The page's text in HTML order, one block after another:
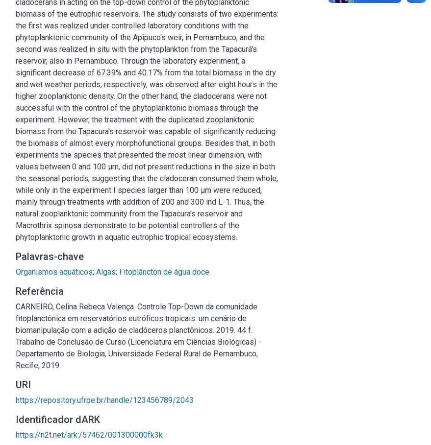
cladocerans in acting on the top-down control of the phytoplanktonic
biomass of the eutrophic reservoirs. The study consists of two experiments:
the first was realized under controlled laboratory conditions with the
phytoplanktonic community of the Apipuco's weir, in Pernambuco, and the
second was realized in situ with the phytoplankton from the Tapacurá's
reservoir, also in Pernambuco. Through the laboratory experiment, a
significant decrease of 67.39% and 40.17% from the total biomass in the dry
and wet weather periods, respectively, was observed after eight hours in the
higher zooplanktonic density. On the other hand, the cladocerans were not
successful with the control of the phytoplanktonic biomass through the
experiment. However, the treatment with the duplicated zooplanktonic
biomass from the Tapacura's reservoir was capable of significantly reducing
the biomass of almost every morphofunctional groups. Besides that, in both
experiments the species that presented the most linear dimension, with
values between 0 and 100 μm, did not present reductions in the size in both
the seasonal periods, suggesting that the cladoceran consumed them whole,
while only in the experiment I species larger than 100 μm were reduced,
mainly through treatments with addition of 200 and 300 ind L-1. Thus, the
natural zooplanktonic community from the Tapacura's reservoir and
Macrothrix spinosa demonstrate to be potential controllers of the
phytoplanktonic growth in aquatic eutrophic tropical ecosystems.
Palavras-chave
Organismos aquáticos; Algas; Fitoplâncton de água doce
Referência
CARNEIRO, Celina Rebeca Valença. Controle Top-Down da comunidade
fitoplanctônica em reservatórios eutróficos tropicais: um cenário de
biomanipulação com a adição de cladóceros planctônicos. 2019. 44 f.
Trabalho de Conclusão de Curso (Licenciatura em Ciências Biológicas) -
Departamento de Biologia, Universidade Federal Rural de Pernambuco,
Recife, 2019.
URI
https://repository.ufrpe.br/handle/123456789/2043
Identificador dARK
https://n2t.net/ark:/57462/001300000fk3k